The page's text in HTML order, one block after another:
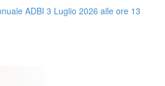
ADBI 3 Luglio 2026 alle ore 13